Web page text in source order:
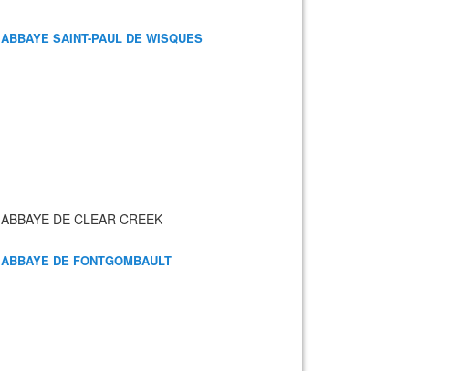
ABBAYE SAINT-PAUL DE WISQUES
ABBAYE DE CLEAR CREEK
ABBAYE DE FONTGOMBAULT